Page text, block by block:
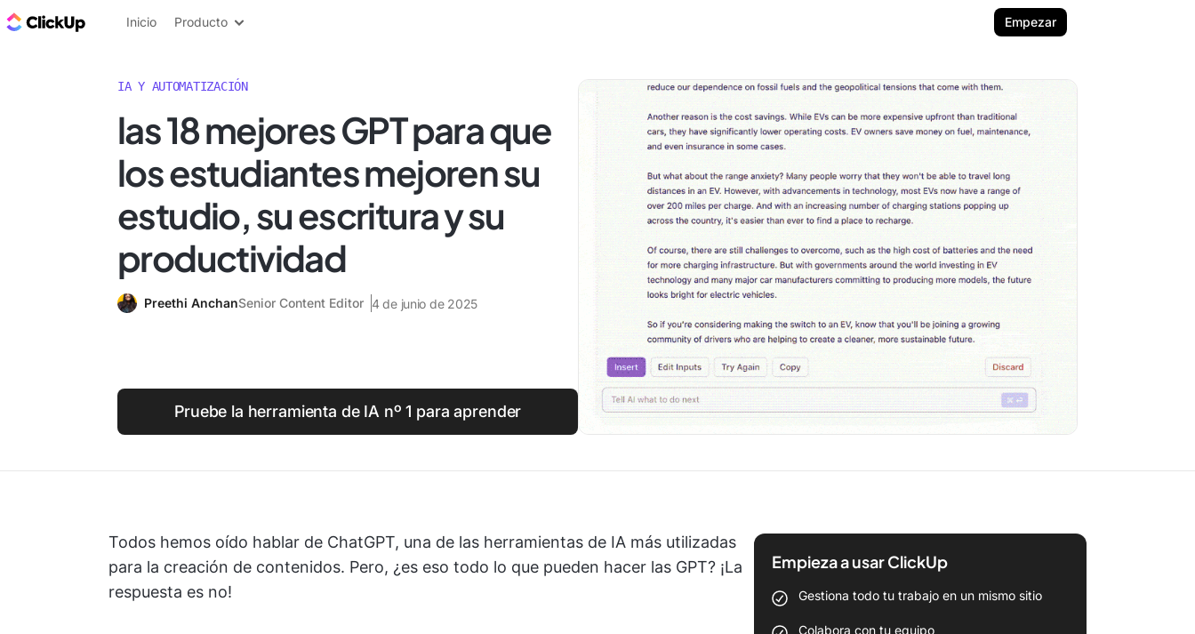
ClickUp Blog
Inicio Producto Empezar
IA Y AUTOMATIZACIÓN
las 18 mejores GPT para que
los estudiantes mejoren su
estudio, su escritura y su
productividad
Preethi AnchanSenior Content Editor 4 de junio de 2025
Pruebe la herramienta de IA nº 1 para aprender
Todos hemos oído hablar de ChatGPT, una de las herramientas de IA más utilizadas
para la creación de contenidos. Pero, ¿es eso todo lo que pueden hacer las GPT? ¡La
respuesta es no!
Empieza a usar ClickUp
Gestiona todo tu trabajo en un mismo sitio
Colabora con tu equipo